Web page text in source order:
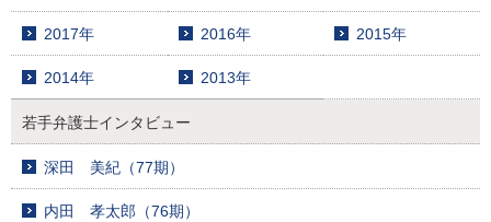
2017年 2016年 2015年
2014年 2013年
若手弁護士インタビュー
深田 美紀（77期）
内田 孝太郎（76期）